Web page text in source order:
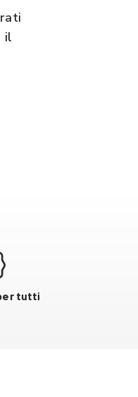
il
tutti